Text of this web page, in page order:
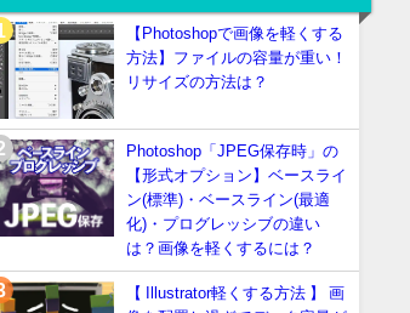
【Photoshopで画像を軽くする
方法】ファイルの容量が重い！
リサイズの方法は？
Photoshop「JPEG保存時」の
【形式オプション】ベースライ
ン(標準)・ベースライン(最適
化)・プログレッシブの違い
は？画像を軽くするには？
【 Illustrator軽くする方法 】 画